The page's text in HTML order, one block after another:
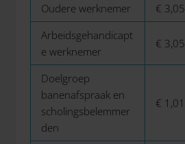
Oudere werknemer
€ 3,05
Arbeidsgehandicapt
e werknemer
€ 3,05
Doelgroep
banenafspraak en
scholingsbelemmer
den
€ 1,01